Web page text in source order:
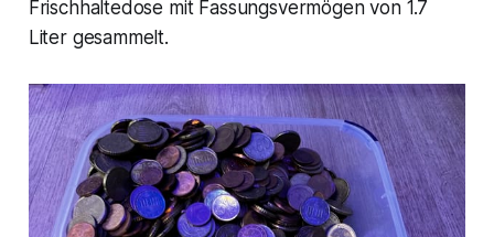
Frischhaltedose mit Fassungsvermögen von 1.7
Liter gesammelt.